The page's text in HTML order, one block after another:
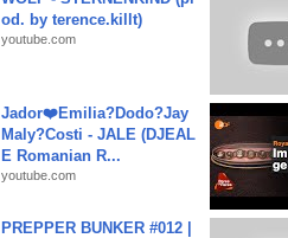
od. by terence.killt)
youtube.com
Jador❤️Emilia?Dodo?Jay
Maly?Costi - JALE (DJEAL
E Romanian R...
youtube.com
PREPPER BUNKER #012 |